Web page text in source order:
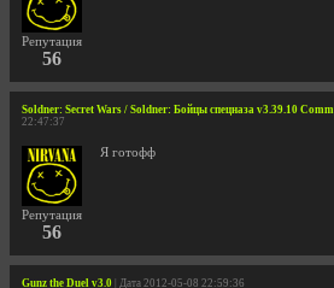
Репутация
56
Soldner: Secret Wars / Soldner: Бойцы спецназа v3.39.10
22:47:37
Репутация
56
Я готофф
Gunz the Duel v3.0 | Дата 2012-05-08 22:59:36